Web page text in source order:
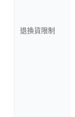
退換貨限制